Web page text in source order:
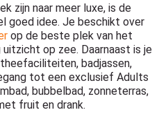
zijn naar meer luxe, is de
goed idee. Je beschikt over
op de beste plek van het
op zee. Daarnaast is je
badjassen,
tot een exclusief Adults
bubbelbad, zonneterras,
fruit en drank.